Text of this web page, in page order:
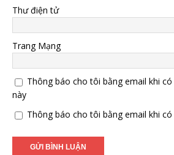
Thư điện tử
Trang Mạng
Thông báo cho tôi bằng email khi
này
Thông báo cho tôi bằng email khi